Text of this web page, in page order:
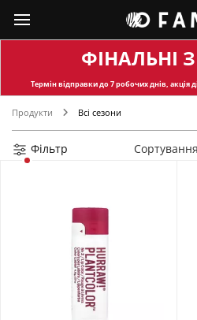
ФІНАЛЬНІ
Термін відправкидо 7 робочих днів, акція
Продукти Всі сезони
Фільтр